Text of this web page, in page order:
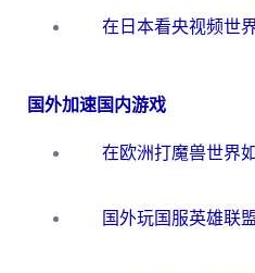
国外加速国内游戏